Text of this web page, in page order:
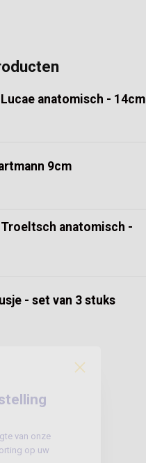
anatomisch - 14cm
9cm
anatomisch -
- set van 3 stuks
van onze
op uw